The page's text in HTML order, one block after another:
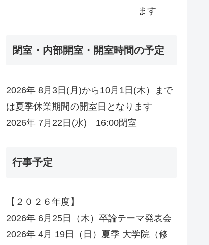
ます
閉室・内部開室・開室時間の予定
2026年 8月3日(月)から10月1日(木）まで
は夏季休業期間の開室日となります
2026年 7月22日(水) 16:00閉室
行事予定
【２０２６年度】
2026年 6月25日（木）卒論テーマ発表会
2026年 4月 19日（日）夏季 大学院（修